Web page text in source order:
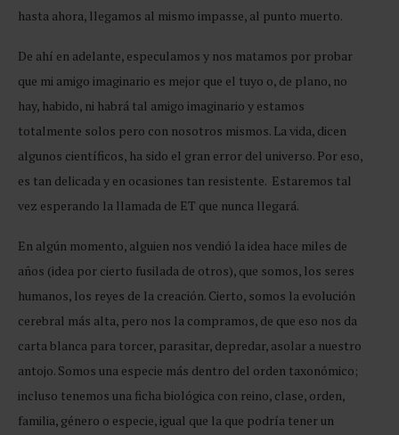
hasta ahora, llegamos al mismo impasse, al punto muerto.
De ahí en adelante, especulamos y nos matamos por probar
que mi amigo imaginario es mejor que el tuyo o, de plano, no
hay, habido, ni habrá tal amigo imaginario y estamos
totalmente solos pero con nosotros mismos. La vida, dicen
algunos científicos, ha sido el gran error del universo. Por eso,
es tan delicada y en ocasiones tan resistente. Estaremos tal
vez esperando la llamada de ET que nunca llegará.
En algún momento, alguien nos vendió la idea hace miles de
años (idea por cierto fusilada de otros), que somos, los seres
humanos, los reyes de la creación. Cierto, somos la evolución
cerebral más alta, pero nos la compramos, de que eso nos da
carta blanca para torcer, parasitar, depredar, asolar a nuestro
antojo. Somos una especie más dentro del orden taxonómico;
incluso tenemos una ficha biológica con reino, clase, orden,
familia, género o especie, igual que la que podría tener un